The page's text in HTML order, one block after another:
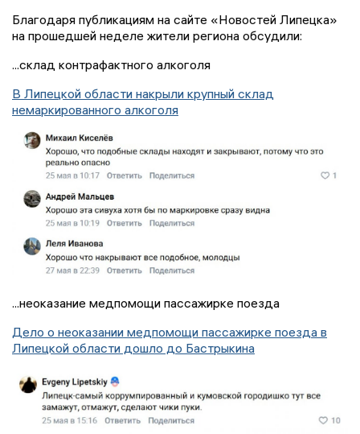
Благодаря публикациям на сайте «Новостей Липецка»
на прошедшей неделе жители региона обсудили:
...склад контрафактного алкоголя
В Липецкой области накрыли крупный склад
немаркированного алкоголя
...неоказание медпомощи пассажирке поезда
Дело о неоказании медпомощи пассажирке поезда в
Липецкой области дошло до Бастрыкина